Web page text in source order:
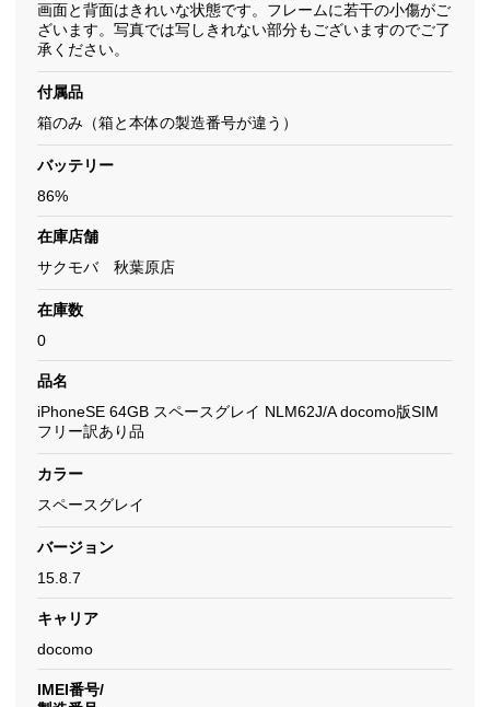
画面と背面はきれいな状態です。フレームに若干の小傷がご
ざいます。写真では写しきれない部分もございますのでご了
承ください。
付属品
箱のみ（箱と本体の製造番号が違う）
バッテリー
86%
在庫店舗
サクモバ 秋葉原店
在庫数
0
品名
iPhoneSE 64GB スペースグレイ NLM62J/A docomo版SIM
フリー訳あり品
カラー
スペースグレイ
バージョン
15.8.7
キャリア
docomo
IMEI番号/